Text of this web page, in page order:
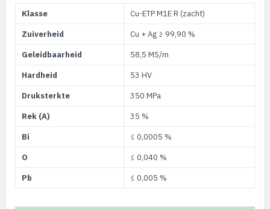
Klasse
Cu-ETP M1E R (zacht)
Zuiverheid
Cu + Ag ≥ 99,90 %
Geleidbaarheid
58,5 MS/m
Hardheid
53 HV
Druksterkte
350 MPa
Rek (A)
35 %
Bi
≤ 0,0005 %
O
≤ 0,040 %
Pb
≤ 0,005 %